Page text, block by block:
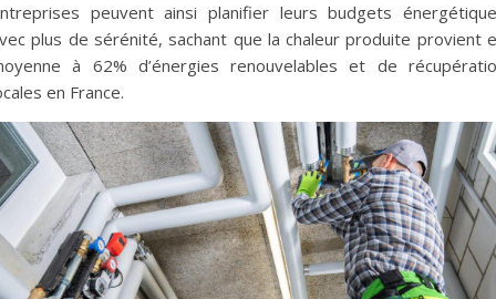
peuvent ainsi planifier leurs budgets
plus de sérénité, sachant que la chaleur produite provient
à 62% d’énergies renouvelables et de
en France.